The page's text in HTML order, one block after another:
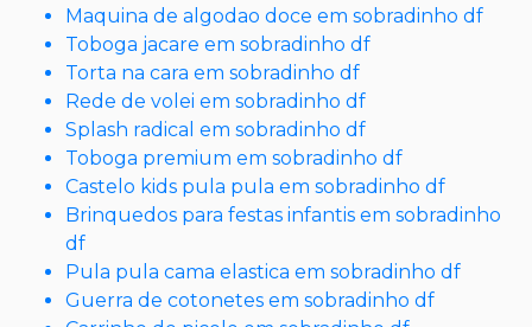
Maquina de algodao doce em sobradinho df
Toboga jacare em sobradinho df
Torta na cara em sobradinho df
Rede de volei em sobradinho df
Splash radical em sobradinho df
Toboga premium em sobradinho df
Castelo kids pula pula em sobradinho df
Brinquedos para festas infantis em sobradinho
df
Pula pula cama elastica em sobradinho df
Guerra de cotonetes em sobradinho df